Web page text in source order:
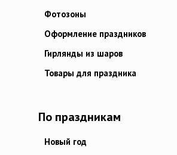
Фотозоны
Оформление праздников
Гирлянды из шаров
Товары для праздника
По праздникам
Новый год